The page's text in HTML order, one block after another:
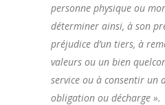
personne physique ou
déterminer ainsi, à son
préjudice d’un tiers, à
valeurs ou un bien
service ou à consentir un
obligation ou décharge ».